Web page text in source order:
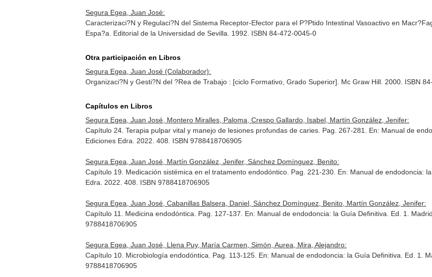
Segura Egea, Juan José:
Caracterizaci?N y Regulaci?N del Sistema Receptor-Efector para el P?Ptido Intestinal Vasoactivo en
Espa?a. Editorial de la Universidad de Sevilla. 1992. ISBN 84-472-0045-0
Otra participación en Libros
Segura Egea, Juan José (Colaborador):
Organizaci?N y Gesti?N del ?Rea de Trabajo : [ciclo Formativo, Grado Superior]. Mc Graw Hill. 2000. ISBN
Capítulos en Libros
Segura Egea, Juan José, Montero Miralles, Paloma, Crespo Gallardo, Isabel, Martín González, Jenifer:
Capítulo 24. Terapia pulpar vital y manejo de lesiones profundas de caries. Pag. 267-281. En: Manual de
Ediciones Edra. 2022. 408. ISBN 9788418706905
Segura Egea, Juan José, Martín González, Jenifer, Sánchez Domínguez, Benito:
Capítulo 19. Medicación sistémica en el tratamento endodóntico. Pag. 221-230. En: Manual de endodoncia:
Edra. 2022. 408. ISBN 9788418706905
Segura Egea, Juan José, Cabanillas Balsera, Daniel, Sánchez Domínguez, Benito, Martín González, Jenifer:
Capítulo 11. Medicina endodóntica. Pag. 127-137. En: Manual de endodoncia: la Guía Definitiva . Ed. 1.
9788418706905
Segura Egea, Juan José, Llena Puy, María Carmen, Simón, Aurea, Mira, Alejandro:
Capítulo 10. Microbiología endodóntica. Pag. 113-125. En: Manual de endodoncia: la Guía Definitiva . Ed. 1.
9788418706905